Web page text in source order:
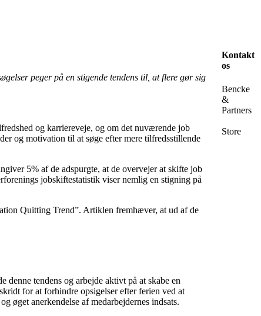
peger på en stigende tendens til, at flere gør sig
og karriereveje, og om det nuværende job
og motivation til at søge efter mere tilfredsstillende
5% af de adspurgte, at de overvejer at skifte job
jobskiftestatistik viser nemlig en stigning på
Quitting Trend”. Artiklen fremhæver, at ud af de
tendens og arbejde aktivt på at skabe en
for at forhindre opsigelser efter ferien ved at
øget anerkendelse af medarbejdernes indsats.
Kontakt
os
Bencke
&
Partners
Store